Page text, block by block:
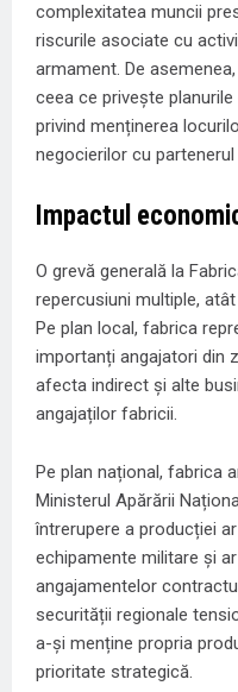
complexitatea muncii
riscurile asociate cu
armament. De
ceea ce privește
privind menținerea
negocierilor cu partenerul
Impactul
O grevă generală la
repercusiuni multiple,
Pe plan local, fabrica
importanți angajatori din
afecta indirect și alte
angajaților fabricii.
Pe plan național, fabrica
Ministerul Apărării
întrerupere a producției
echipamente militare și
angajamentelor
securității regionale
a-și menține propria
prioritate strategică.